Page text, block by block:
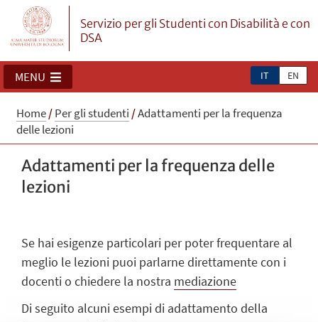
Servizio per gli Studenti con Disabilità e con
DSA
IT EN
MENU
Home/Per gli studenti /Adattamenti per la frequenza
delle lezioni
Adattamenti per la frequenza delle
lezioni
Se hai esigenze particolari per poter frequentare al
meglio le lezioni puoi parlarne direttamente con i
docenti o chiedere la nostra mediazione
Di seguito alcuni esempi di adattamento della